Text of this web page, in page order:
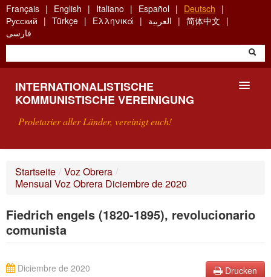
Skip
to
main
content
Français English Italiano Español
Deutsch
Русский
Türkçe Ελληνικά العربية
简体中文
فارسی
INTERNATIONALISTISCHE
KOMMUNISTISCHE VEREINIGUNG
Proletarier aller Länder, vereinigt euch!
WAS IST DIE IKV?
SUCHE
Startseite / Voz Obrera /
Mensual Voz Obrera Diciembre de 2020
Fiedrich engels (1820-1895), revolucionario
comunista
Drucken
Diciembre de 2020